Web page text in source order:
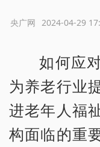
2024-04-29
央广网
如何应
为养老行业
进老年人福
构面临的重